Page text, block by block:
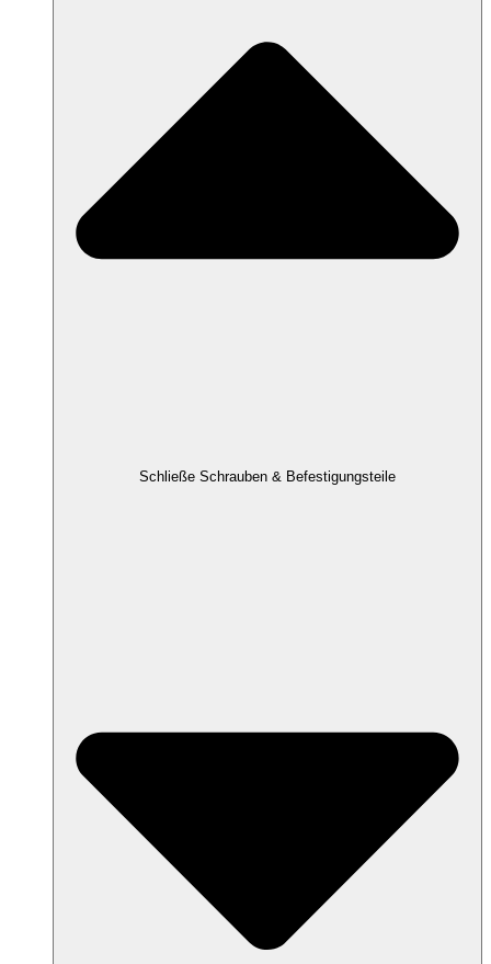
Schließe Schrauben & Befestigungsteile